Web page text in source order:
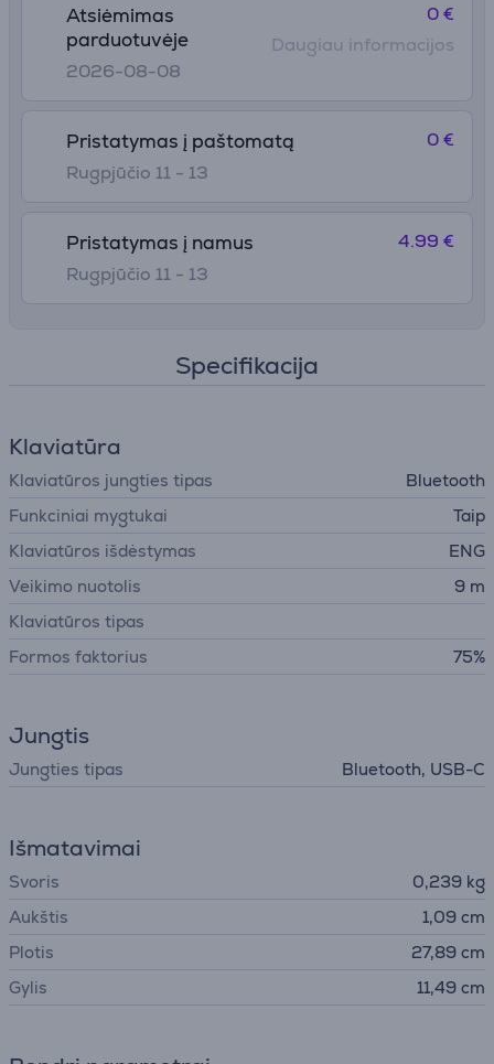
Atsiėmimas
parduotuvėje
2026-08-08
0 €
Daugiau informacijos
Pristatymas į paštomatą
Rugpjūčio 11 - 13
0 €
Pristatymas į namus
Rugpjūčio 11 - 13
4.99 €
Specifikacija
Klaviatūra
Klaviatūros jungties tipas
Bluetooth
Funkciniai mygtukai
Taip
Klaviatūros išdėstymas
ENG
Veikimo nuotolis
9 m
Klaviatūros tipas
Formos faktorius
75%
Jungtis
Jungties tipas Bluetooth, USB-C
Išmatavimai
Svoris
0,239 kg
Aukštis
1,09 cm
Plotis
27,89 cm
Gylis
11,49 cm